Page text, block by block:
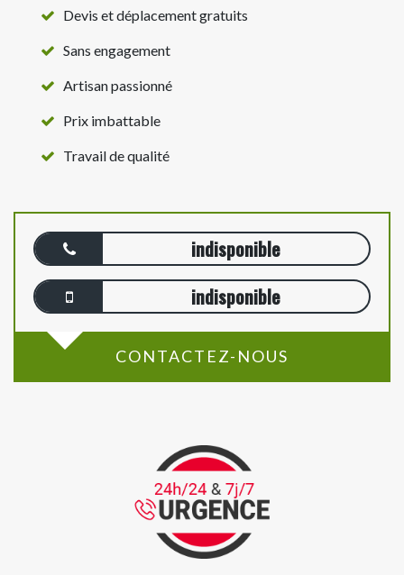
Devis et déplacement gratuits
Sans engagement
Artisan passionné
Prix imbattable
Travail de qualité
indisponible
indisponible
CONTACTEZ-NOUS